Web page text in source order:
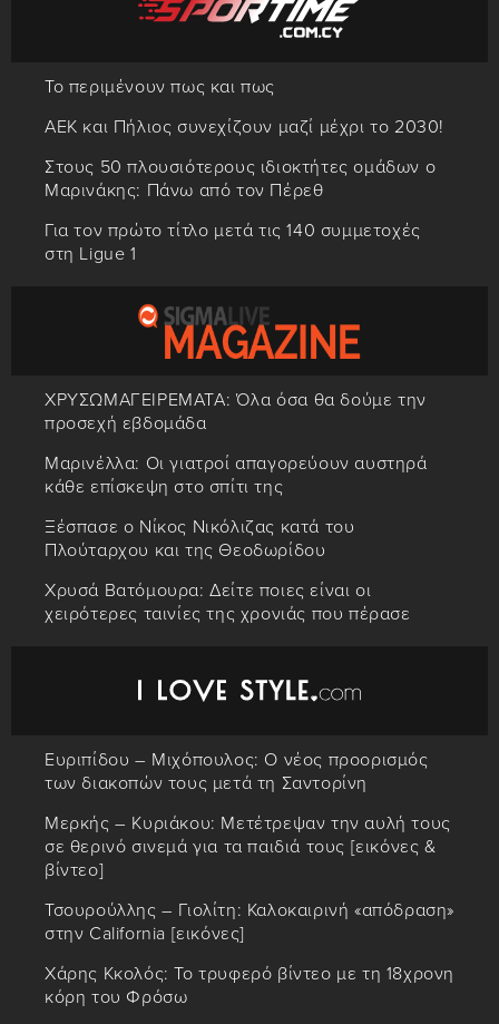
Το περιμένουν πως και πως
ΑΕΚ και Πήλιος συνεχίζουν μαζί μέχρι το 2030!
Στους 50 πλουσιότερους ιδιοκτήτες ομάδων ο
Μαρινάκης: Πάνω από τον Πέρεθ
Για τον πρώτο τίτλο μετά τις 140 συμμετοχές
στη Ligue 1
ΧΡΥΣΩΜΑΓΕΙΡΕΜΑΤΑ: Όλα όσα θα δούμε την
προσεχή εβδομάδα
Μαρινέλλα: Οι γιατροί απαγορεύουν αυστηρά
κάθε επίσκεψη στο σπίτι της
Ξέσπασε ο Νίκος Νικόλιζας κατά του
Πλούταρχου και της Θεοδωρίδου
Χρυσά Βατόμουρα: Δείτε ποιες είναι οι
χειρότερες ταινίες της χρονιάς που πέρασε
Ευριπίδου – Μιχόπουλος: Ο νέος προορισμός
των διακοπών τους μετά τη Σαντορίνη
Μερκής – Κυριάκου: Μετέτρεψαν την αυλή τους
σε θερινό σινεμά για τα παιδιά τους [εικόνες &
βίντεο]
Τσουρούλλης – Γιολίτη: Καλοκαιρινή «απόδραση»
στην California [εικόνες]
Χάρης Κκολός: Το τρυφερό βίντεο με τη 18χρονη
κόρη του Φρόσω